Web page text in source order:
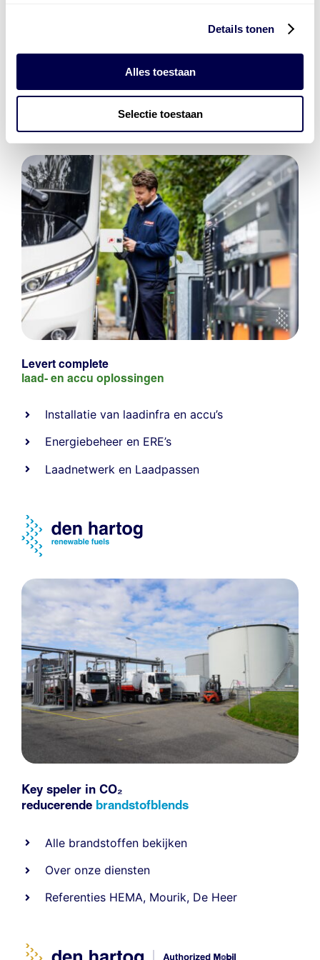
Details tonen
Alles toestaan
Selectie toestaan
bestaat uitvier divisies
Levert complete
laad- en accu oplossingen
Installatie van laadinfra en accu’s
Energiebeheer en ERE’s
Laadnetwerk en Laadpassen
Key speler in CO₂
reducerende brandstofblends
Alle brandstoffen bekijken
Over onze diensten
Referenties HEMA, Mourik, De Heer